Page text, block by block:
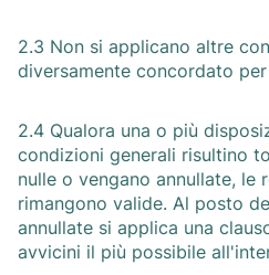
2.3 Non si applicano altre
diversamente concordato
2.4 Qualora una o più
condizioni generali risultino
nulle o vengano annullate, le
rimangono valide. Al posto
annullate si applica una
avvicini il più possibile